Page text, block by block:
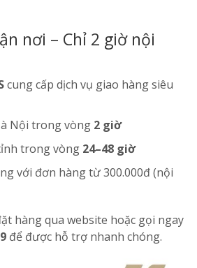
nơi – Chỉ 2 giờ nội
cung cấp dịch vụ giao hàng siêu
Nội trong vòng 2 giờ
trong vòng 24–48 giờ
với đơn hàng từ 300.000đ (nội
hàng qua website hoặc gọi ngay
để được hỗ trợ nhanh chóng.